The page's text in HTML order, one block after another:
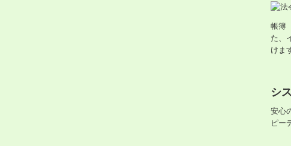
帳簿
た、
けま
シ
安心
ピー